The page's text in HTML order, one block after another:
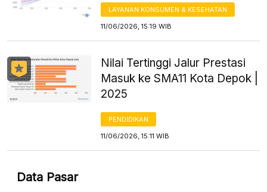
LAYANAN KONSUMEN & KESEHATAN
11/06/2026, 15:19 WIB
Nilai Tertinggi Jalur Prestasi
Masuk ke SMA11 Kota Depok |
2025
PENDIDIKAN
11/06/2026, 15:11 WIB
Data Pasar